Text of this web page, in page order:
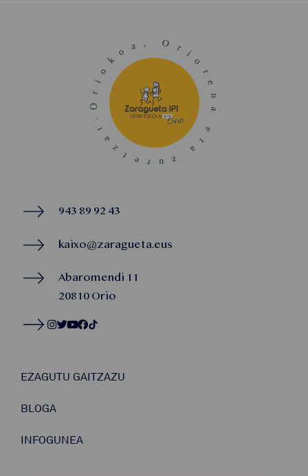
943 89 92 43
kaixo@zaragueta.eus
Abaromendi 11
20810 Orio
EZAGUTU GAITZAZU
BLOGA
INFOGUNEA